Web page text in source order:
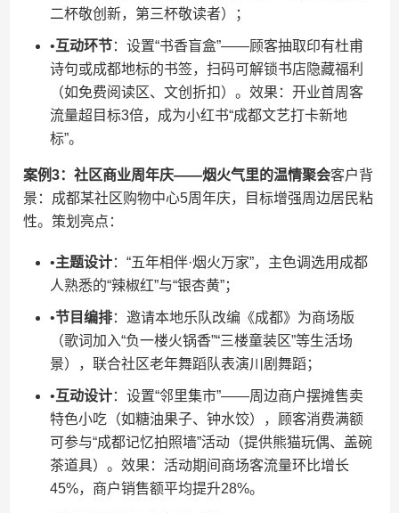
二杯敬创新，第三杯敬读者）；
•​​互动环节​​：设置“书香盲盒”——顾客抽取印有杜甫
诗句或成都地标的书签，扫码可解锁书店隐藏福利
（如免费阅读区、文创折扣）。效果：开业首周客
流量超目标3倍，成为小红书“成都文艺打卡新地
标”。
​案例3：社区商业周年庆——烟火气里的温情聚会​​客户背
景：成都某社区购物中心5周年庆，目标增强周边居民粘
性。策划亮点：
•​​主题设计​​：“五年相伴·烟火万家”，主色调选用成都
人熟悉的“辣椒红”与“银杏黄”；
•​​节目编排​​：邀请本地乐队改编《成都》为商场版
（歌词加入“负一楼火锅香”“三楼童装区”等生活场
景），联合社区老年舞蹈队表演川剧舞蹈；
•​​互动设计​​：设置“邻里集市”——周边商户摆摊售卖
特色小吃（如糖油果子、钟水饺），顾客消费满额
可参与“成都记忆拍照墙”活动（提供熊猫玩偶、盖碗
茶道具）。效果：活动期间商场客流量环比增长
45%，商户销售额平均提升28%。